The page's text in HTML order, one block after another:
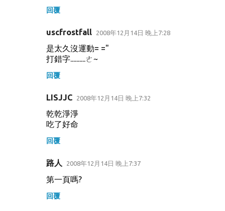
回覆
uscfrostfall 2008年12月14日 晚上7:28
是太久沒運動= ="
打錯字..........ㄜ~
回覆
LISJJC 2008年12月14日 晚上7:32
乾乾淨淨
吃了好命
回覆
路人 2008年12月14日 晚上7:37
第一頁嗎?
回覆